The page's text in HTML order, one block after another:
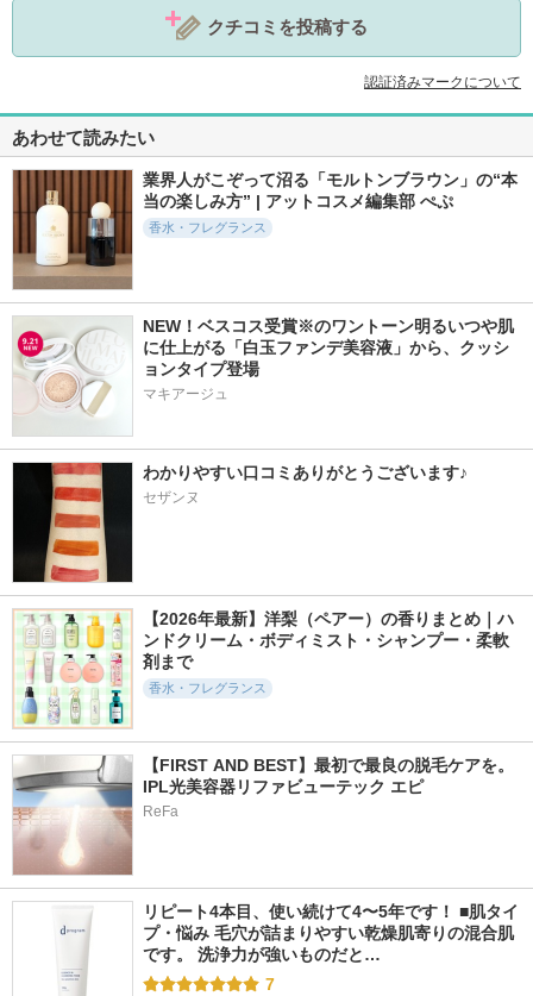
クチコミを投稿する
認証済みマークについて
あわせて読みたい
業界人がこぞって沼る「モルトンブラウン」の“本
当の楽しみ方” | アットコスメ編集部 ぺぷ
香水・フレグランス
NEW！ベスコス受賞※のワントーン明るいつや肌
に仕上がる「白玉ファンデ美容液」から、クッシ
ョンタイプ登場
マキアージュ
わかりやすい口コミありがとうございます♪
セザンヌ
【2026年最新】洋梨（ペアー）の香りまとめ｜ハ
ンドクリーム・ボディミスト・シャンプー・柔軟
剤まで
香水・フレグランス
【FIRST AND BEST】最初で最良の脱毛ケアを。
IPL光美容器リファビューテック エピ
ReFa
リピート4本目、使い続けて4〜5年です！ ■肌タイ
プ・悩み 毛穴が詰まりやすい乾燥肌寄りの混合肌
です。 洗浄力が強いものだと…
7